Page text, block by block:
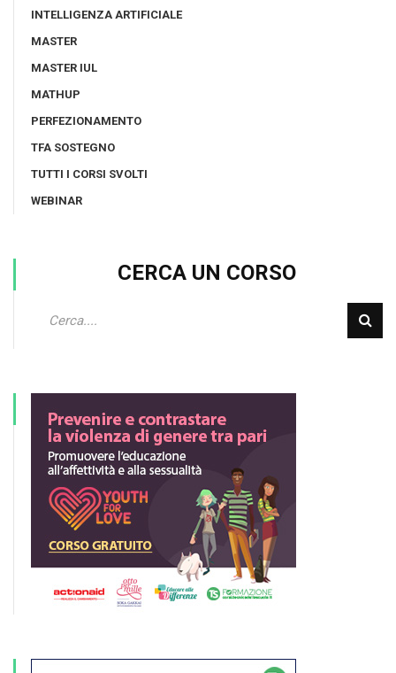
INTELLIGENZA ARTIFICIALE
MASTER
MASTER IUL
MATHUP
PERFEZIONAMENTO
TFA SOSTEGNO
TUTTI I CORSI SVOLTI
WEBINAR
CERCA UN CORSO